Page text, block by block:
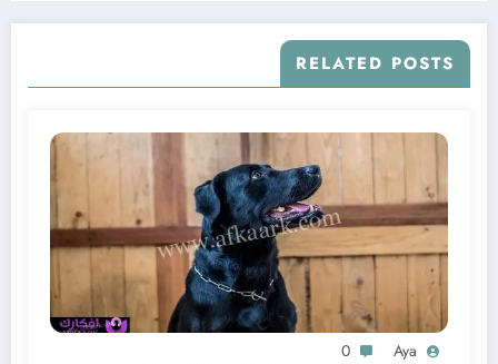
RELATED POSTS
Aya
0